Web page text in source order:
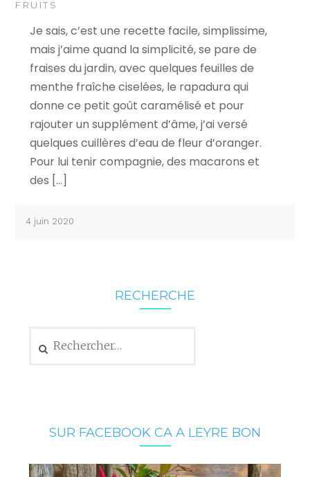
FRUITS
Je sais, c’est une recette facile, simplissime,
mais j’aime quand la simplicité, se pare de
fraises du jardin, avec quelques feuilles de
menthe fraîche ciselées, le rapadura qui
donne ce petit goût caramélisé et pour
rajouter un supplément d’âme, j’ai versé
quelques cuillères d’eau de fleur d’oranger.
Pour lui tenir compagnie, des macarons et
des […]
4 juin 2020
RECHERCHE
SUR FACEBOOK CA A LEYRE BON